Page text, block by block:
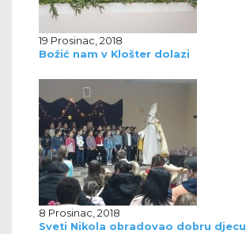
19 Prosinac, 2018
Božić nam v Klošter dolazi
8 Prosinac, 2018
Sveti Nikola obradovao dobru djecu